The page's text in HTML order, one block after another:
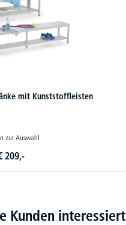
mit Kunststoffleisten
zur Auswahl
209,-
Kunden interessiert